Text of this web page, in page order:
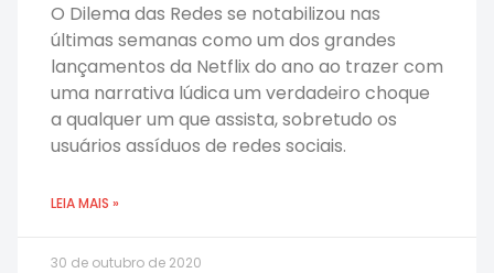
O Dilema das Redes se notabilizou nas
últimas semanas como um dos grandes
lançamentos da Netflix do ano ao trazer com
uma narrativa lúdica um verdadeiro choque
a qualquer um que assista, sobretudo os
usuários assíduos de redes sociais.
LEIA MAIS »
30 de outubro de 2020